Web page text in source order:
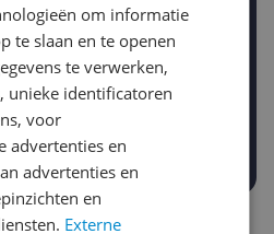
Gewenste prijs
€
aanzetten
om informatie
te slaan en te openen
te verwerken,
unieke identificatoren
voor
advertenties en
advertenties en
en
Externe